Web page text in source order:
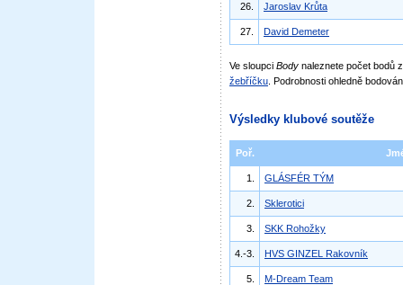
26. Jaroslav Krůta
27. David Demeter
Ve sloupci Body naleznete počet bodů
žebříčku . Podrobnosti ohledně
Výsledky klubové soutěže
Poř.
1. GLÁSFÉR TÝM
2. Sklerotici
3. SKK Rohožky
4.-3. HVS GINZEL Rakovník
5. M-Dream Team